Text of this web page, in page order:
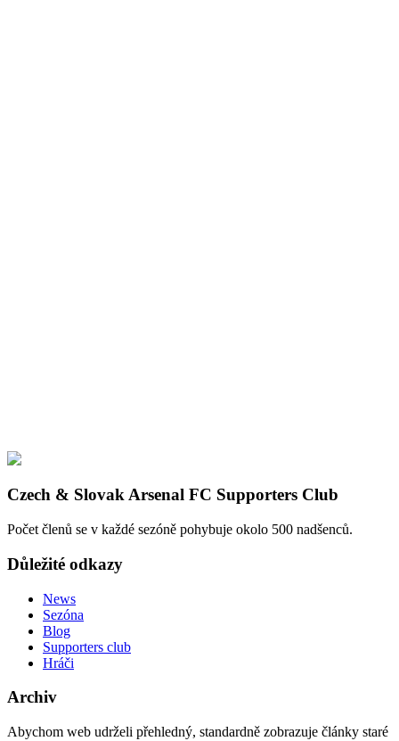
Czech & Slovak Arsenal FC Supporters Club
Počet členů se v každé sezóně pohybuje okolo 500 nadšenců.
Důležité odkazy
News
Sezóna
Blog
Supporters club
Hráči
Archiv
Abychom web udrželi přehledný, standardně zobrazuje články staré